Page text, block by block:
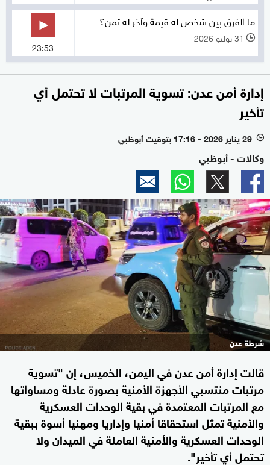
ما الفرق بين شخص له قيمة وآخر له ثمن؟
l 31 يوليو 2026
23:53
إدارة أمن عدن: تسوية المرتبات لا تحتمل أي
تأخير
l 29 يناير 2026 - 17:16 بتوقيت أبوظبي
وكالات - أبوظبي
شرطة عدن
قالت إدارة أمن عدن في اليمن، الخميس، إن "تسوية
مرتبات منتسبي الأجهزة الأمنية بصورة عادلة ومساواتها
مع المرتبات المعتمدة في بقية الوحدات العسكرية
والأمنية تمثل استحقاقا أمنيا وإداريا ومهنيا أسوة ببقية
الوحدات العسكرية والأمنية العاملة في الميدان ولا
تحتمل أي تأخير".